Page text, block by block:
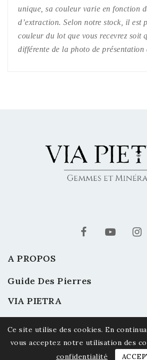
unique, sa couleur varie en fonction
d’extraction. Selon notre stock, il est
couleur du lot que vous recevrez soit
différente de la photo de présentation
A PROPOS
Guide Des Pierres
VIA PIETRA
Ce site utilise des cookies. En
vous acceptez notre utilisation des
confidentialité